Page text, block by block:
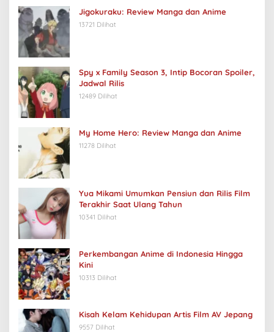
Jigokuraku: Review Manga dan Anime
13721 Dilihat
Spy x Family Season 3, Intip Bocoran Spoiler,
Jadwal Rilis
12489 Dilihat
My Home Hero: Review Manga dan Anime
11278 Dilihat
Yua Mikami Umumkan Pensiun dan Rilis Film
Terakhir Saat Ulang Tahun
10341 Dilihat
Perkembangan Anime di Indonesia Hingga
Kini
10313 Dilihat
Kisah Kelam Kehidupan Artis Film AV Jepang
9557 Dilihat